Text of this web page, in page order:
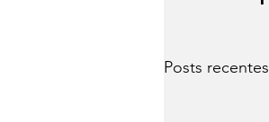
Posts recentes